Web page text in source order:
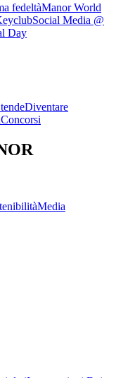
fedeltàManor World
Social Media @
Day
Diventare
Concorsi
Media